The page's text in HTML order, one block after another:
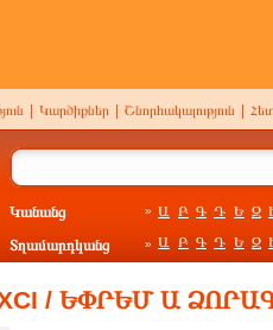
Կարծիքներ Շնորհակալություն
Կանանց » Ա Բ Գ Դ Ե Զ
Տղամարդկանց » Ա Բ Գ Դ Ե Զ
/ ԵՓՐԵՄ Ա